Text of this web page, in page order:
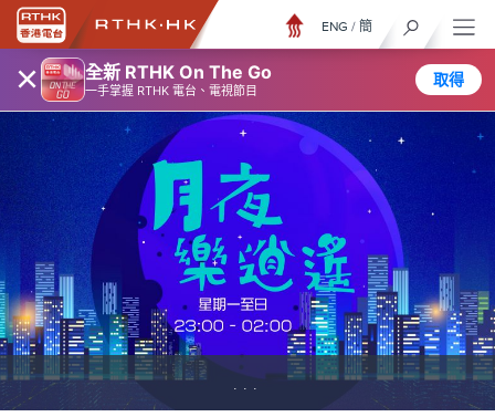
× 全新 RTHK On The Go
一手掌握 RTHK 電台、電視節目
取得
ENG / 簡
...